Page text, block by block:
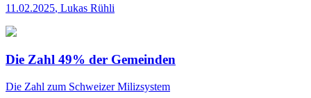
11.02.2025, Lukas Rühli
Die Zahl 49% der Gemeinden
Die Zahl zum Schweizer Milizsystem